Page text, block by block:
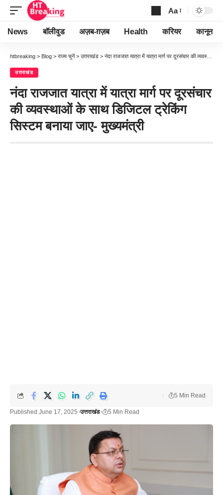
Font
Resizer
Aa
News बॉलीवुड अज़ब-ग़ज़ब Health करियर कानून
htbreaking > Blog > राज्य चुनें > उत्तराखंड > नंदा राजजात यात्रा में यात्रा मार्ग पर दूरसंचार की व्यवस्थाओं के साथ डिजिटल ट्रेकिंग सिस्टम बनाया जाए- मुख्यमंत्री
उत्तराखंड
नंदा राजजात यात्रा में यात्रा मार्ग पर दूरसंचार
की व्यवस्थाओं के साथ डिजिटल ट्रेकिंग
सिस्टम बनाया जाए- मुख्यमंत्री
Published June 17, 2025 उत्तराखंड 5 Min Read
5 Min Read